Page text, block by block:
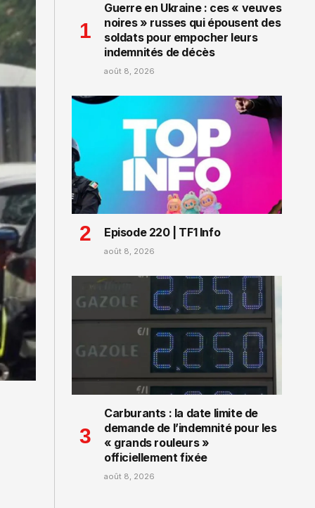
Guerre en Ukraine : ces « veuves
noires » russes qui épousent des
soldats pour empocher leurs
indemnités de décès
août 8, 2026
Episode 220 | TF1 Info
août 8, 2026
Carburants : la date limite de
demande de l’indemnité pour les
« grands rouleurs »
officiellement fixée
août 8, 2026